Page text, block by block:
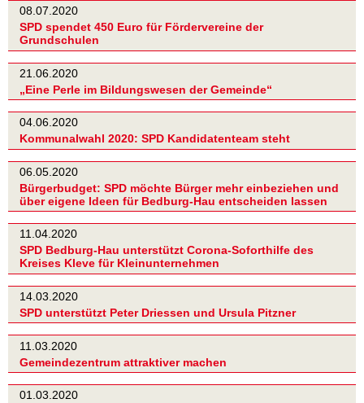
08.07.2020
SPD spendet 450 Euro für Fördervereine der
Grundschulen
21.06.2020
„Eine Perle im Bildungswesen der Gemeinde“
04.06.2020
Kommunalwahl 2020: SPD Kandidatenteam steht
06.05.2020
Bürgerbudget: SPD möchte Bürger mehr einbeziehen und
über eigene Ideen für Bedburg-Hau entscheiden lassen
11.04.2020
SPD Bedburg-Hau unterstützt Corona-Soforthilfe des
Kreises Kleve für Kleinunternehmen
14.03.2020
SPD unterstützt Peter Driessen und Ursula Pitzner
11.03.2020
Gemeindezentrum attraktiver machen
01.03.2020